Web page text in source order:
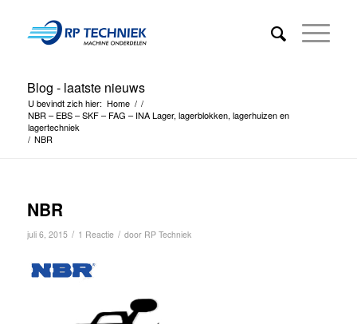
Blog - laatste nieuws
U bevindt zich hier: Home / /
NBR – EBS – SKF – FAG – INA Lager, lagerblokken, lagerhuizen en
lagertechniek
/ NBR
NBR
juli 6, 2015 / 1 Reactie / door RP Techniek